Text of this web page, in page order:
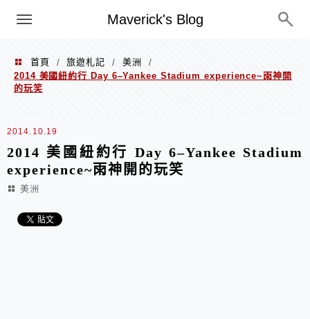
Maverick's Blog
Menu
首頁 / 旅遊札記 / 美洲
/
2014 美國紐約行 Day 6–Yankee Stadium experience~雨神開
的玩笑
2014.10.19
2014 美國紐約行 Day 6–Yankee Stadium
experience~雨神開的玩笑
美洲